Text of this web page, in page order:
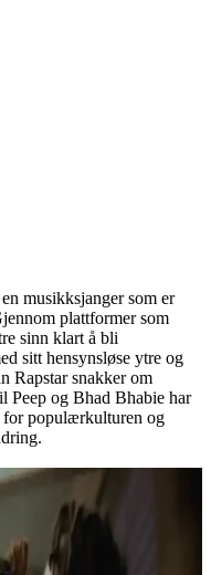
musikksjanger som er
plattformer som
sinn klart å bli
sitt hensynsløse ytre og
Rapstar snakker om
Peep og Bhad Bhabie har
for populærkulturen og